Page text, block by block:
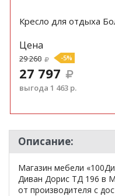
Кресло для отдыха
Цена
29 260 -5%
27 797
выгода 1 463 р.
Описание:
Магазин мебели
Диван Дорис ТД 196 в
от производителя с